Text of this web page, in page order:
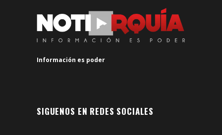
Información es poder
SIGUENOS EN REDES SOCIALES